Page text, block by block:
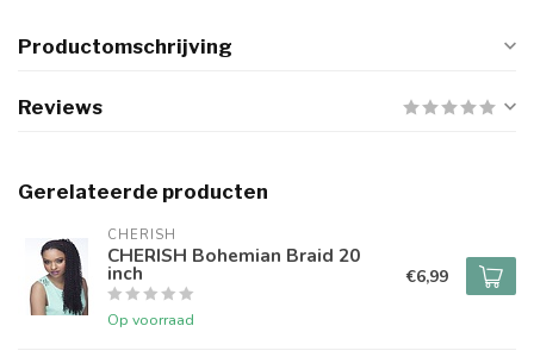
Productomschrijving
Reviews
Gerelateerde producten
CHERISH
CHERISH Bohemian Braid 20
inch
Op voorraad
€6,99